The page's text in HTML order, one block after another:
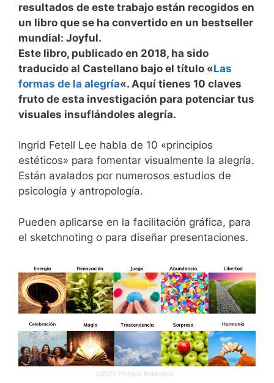
resultados de este trabajo están recogidos en
un libro que se ha convertido en un bestseller
mundial: Joyful.
Este libro, publicado en 2018, ha sido
traducido al Castellano bajo el título «Las
formas de la alegría«. Aquí tienes 10 claves
fruto de esta investigación para potenciar tus
visuales insuflándoles alegría.
Ingrid Fetell Lee habla de 10 «principios
estéticos» para fomentar visualmente la alegría.
Están avalados por numerosos estudios de
psicología y antropología.
Pueden aplicarse en la facilitación gráfica, para
el sketchnoting o para diseñar presentaciones.